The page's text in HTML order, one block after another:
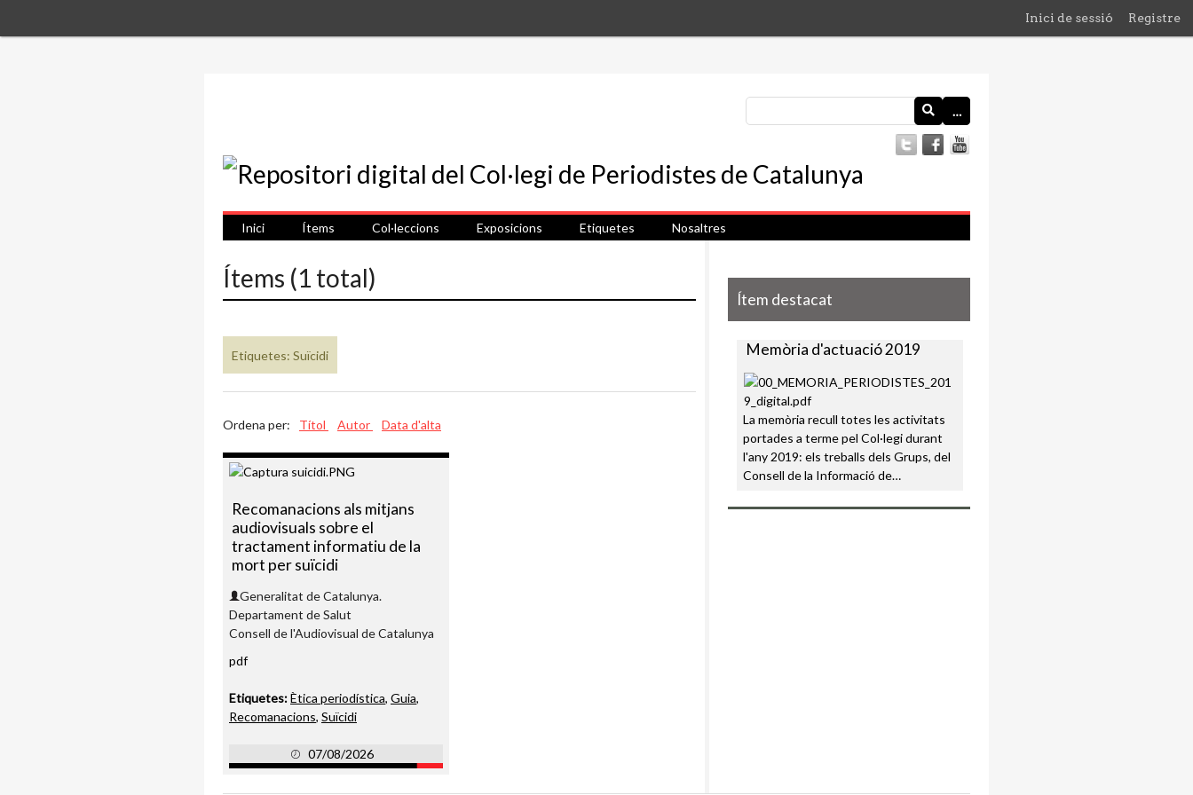
Inici de sessió Registre
…
Inici Ítems Col·leccions Exposicions Etiquetes Nosaltres
Ítems (1 total)
Etiquetes: Suïcidi
Ordena per: Títol Autor Data d'alta
Recomanacions als mitjans
audiovisuals sobre el
tractament informatiu de la
mort per suïcidi
Generalitat de Catalunya.
Departament de Salut
Consell de l'Audiovisual de Catalunya
pdf
Etiquetes:Ètica periodística, Guia,
Recomanacions, Suïcidi
07/08/2026
Ítem destacat
Memòria d'actuació 2019
La memòria recull totes les activitats
portades a terme pel Col·legi durant
l'any 2019: els treballs dels Grups, del
Consell de la Informació de…